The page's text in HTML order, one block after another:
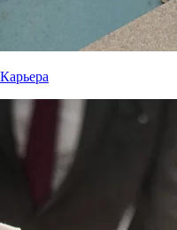
Карьера